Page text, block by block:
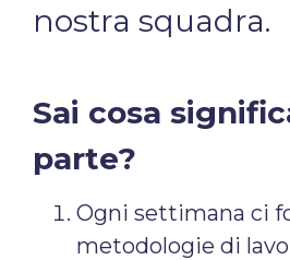
nostra squadra.
Sai cosa
parte?
Ogni settimana ci
metodologie di